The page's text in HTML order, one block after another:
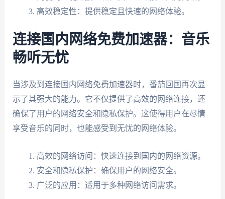
高效稳定性：提供稳定且快速的网络体验。
连接国内网络免费加速器：音乐
畅听无忧
当涉及到连接国内网络免费加速器时，番茄回国再次显
示了其强大的能力。它不仅提供了高效的网络连接，还
确保了用户的网络安全和隐私保护。这使得用户在尽情
享受音乐的同时，也能感受到无忧的网络体验。
高效的网络访问：快速连接到国内的网络资源。
安全和隐私保护：确保用户的网络安全。
广泛的应用：适用于多种网络访问需求。